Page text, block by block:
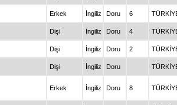
Erkek İngiliz Doru 6
Dişi İngiliz Doru 4
Dişi İngiliz Doru 2
Dişi İngiliz Doru
Erkek İngiliz Doru 8